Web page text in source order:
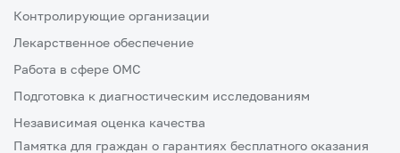
Контролирующие организации
Лекарственное обеспечение
Работа в сфере ОМС
Подготовка к диагностическим исследованиям
Независимая оценка качества
Памятка для граждан о гарантиях бесплатного оказания